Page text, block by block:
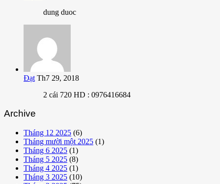
dung duoc
Đạt Th7 29, 2018
2 cái 720 HD : 0976416684
Archive
Tháng 12 2025 (6)
Tháng mười một 2025 (1)
Tháng 6 2025 (1)
Tháng 5 2025 (8)
Tháng 4 2025 (1)
Tháng 3 2025 (10)